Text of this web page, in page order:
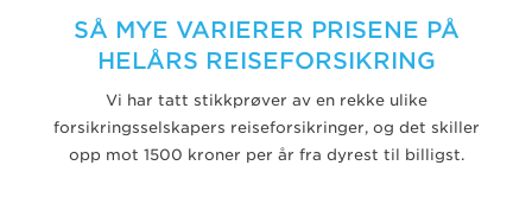
SÅ MYE VARIERER PRISENE PÅ
HELÅRS REISEFORSIKRING
Vi har tatt stikkprøver av en rekke ulike
forsikringsselskapers reiseforsikringer, og det skiller
opp mot 1500 kroner per år fra dyrest til billigst.